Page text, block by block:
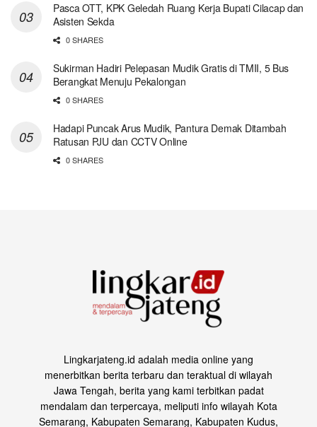
Pasca OTT, KPK Geledah Ruang Kerja Bupati Cilacap dan
Asisten Sekda
0 SHARES
Sukirman Hadiri Pelepasan Mudik Gratis di TMII, 5 Bus
Berangkat Menuju Pekalongan
0 SHARES
Hadapi Puncak Arus Mudik, Pantura Demak Ditambah
Ratusan PJU dan CCTV Online
0 SHARES
Lingkarjateng.id adalah media online yang
menerbitkan berita terbaru dan teraktual di wilayah
Jawa Tengah, berita yang kami terbitkan padat
mendalam dan terpercaya, meliputi info wilayah Kota
Semarang, Kabupaten Semarang, Kabupaten Kudus,